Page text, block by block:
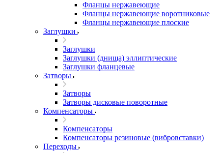
Фланцы нержавеющие
Фланцы нержавеющие воротниковые
Фланцы нержавеющие плоские
Заглушки
Заглушки
Заглушки (днища) эллиптические
Заглушки фланцевые
Затворы
Затворы
Затворы дисковые поворотные
Компенсаторы
Компенсаторы
Компенсаторы резиновые (вибровставки)
Переходы